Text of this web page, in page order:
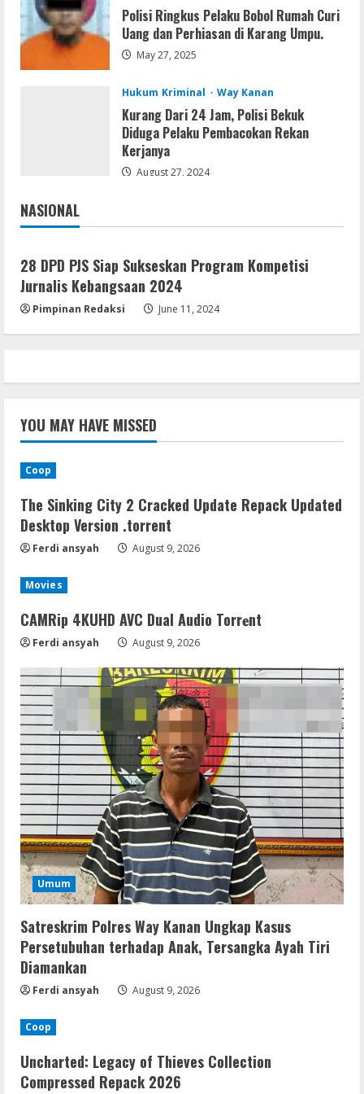
Resettools
Display Changer X Portable + Crack
[Final] (x64) Final FileCR
August 9, 2026
Polisi Ringkus Pelaku Bobol Rumah Curi
Uang dan Perhiasan di Karang Umpu.
May 27, 2025
Hukum Kriminal Way Kanan
Kurang Dari 24 Jam, Polisi Bekuk
Diduga Pelaku Pembacokan Rekan
Kerjanya
August 27, 2024
NASIONAL
Jakarta
28 DPD PJS Siap Sukseskan Program Kompetisi
Jurnalis Kebangsaan 2024
Pimpinan Redaksi June 11, 2024
YOU MAY HAVE MISSED
Coop
The Sinking City 2 Cracked Update Repack Updated
Desktop Version .torrent
Ferdi ansyah August 9, 2026
Movies
CAMRip 4KUHD AVC Dual Audio Torr𝐞nt
Ferdi ansyah August 9, 2026
Umum
Satreskrim Polres Way Kanan Ungkap Kasus
Persetubuhan terhadap Anak, Tersangka Ayah Tiri
Diamankan
Ferdi ansyah August 9, 2026
Coop
Uncharted: Legacy of Thieves Collection
Compressed Repack 2026